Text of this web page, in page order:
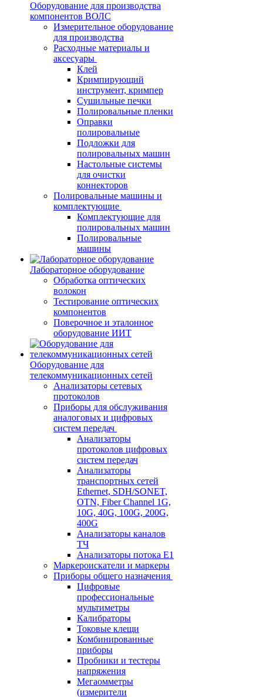
Оборудование для производства
компонентов ВОЛС
Измерительное оборудование
для производства
Расходные материалы и
аксесуары
Клей
Кримпирующий
инструмент, кримпер
Сушильные печки
Полировальные пленки
Оправки
полировальные
Подложки для
полировальных машин
Настольные системы
для очистки
коннекторов
Полировальные машины и
комплектующие
Комплектующие для
полировальных машин
Полировальные
машины
Лабораторное оборудование
Обработка оптических
волокон
Тестирование оптических
компонентов
Поверочное и эталонное
оборудование ИИТ
Оборудование для
телекоммуникационных сетей
Анализаторы сетевых
протоколов
Приборы для обслуживания
аналоговых и цифровых
систем передач
Анализаторы
протоколов цифровых
систем передач
Анализаторы
транспортных сетей
Ethernet, SDH/SONET,
OTN, Fiber Channel 1G,
10G, 40G, 100G, 200G,
400G
Анализаторы каналов
ТЧ
Анализаторы потока Е1
Маркероискатели и маркеры
Приборы общего назначения
Цифровые
профессиональные
мультиметры
Калибраторы
Токовые клещи
Комбинированные
приборы
Пробники и тестеры
напряжения
Мегаомметры
(измерители